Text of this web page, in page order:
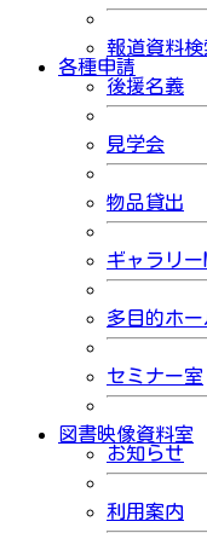
報道資料検
各種申請
後援名義
見学会
物品貸出
ギャラリー
多目的ホー
セミナー室
図書映像資料室
お知らせ
利用案内